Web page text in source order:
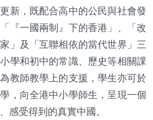
新，既配合高中的公民與社會發
『一國兩制』下的香港」、「改
」及「互聯相依的當代世界」三
學和初中的常識、歷史等相關課
教師教學上的支援，學生亦可於
，向全港中小學師生，呈現一個
感受得到的真實中國。